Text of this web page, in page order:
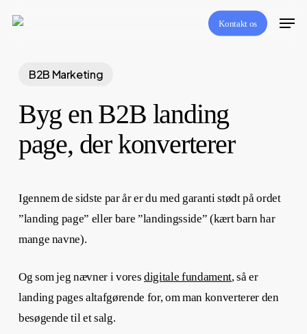
content
Kontakt os
Menu
B2B Marketing
Byg en B2B landing
page, der konverterer
Igennem de sidste par år er du med garanti stødt på ordet
”landing page” eller bare ”landingsside” (kært barn har
mange navne).
Og som jeg nævner i voresdigitale fundament, så er
landing pages altafgørende for, om man konverterer den
besøgende til et salg.